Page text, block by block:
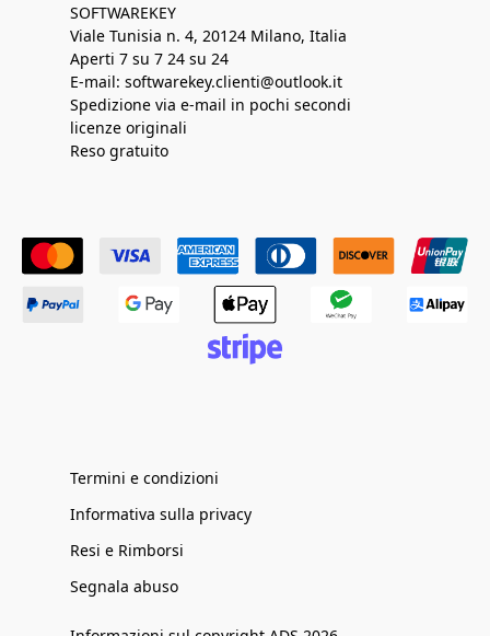
SOFTWAREKEY
Viale Tunisia n. 4, 20124 Milano, Italia
Aperti 7 su 7 24 su 24
E-mail: softwarekey.clienti@outlook.it
Spedizione via e-mail in pochi secondi
licenze originali
Reso gratuito
Termini e condizioni
Informativa sulla privacy
Resi e Rimborsi
Segnala abuso